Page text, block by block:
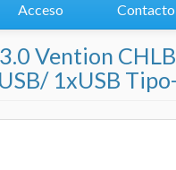
Acceso Contacto
Vention
1xUSB